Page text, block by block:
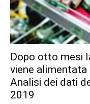
Dopo otto mesi
viene
Analisi dei dati
2019